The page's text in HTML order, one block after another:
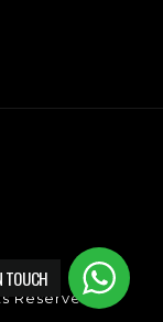
Reserved.
TOUCH